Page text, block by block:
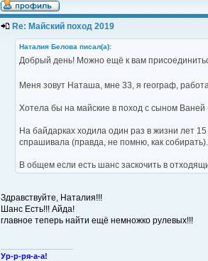
Re: Майский поход 2019
Наталия Белова писал(а):
Добрый день! Можно ещё к вам
Меня зовут Наташа, мне 33, я географ,
Хотела бы на майские в поход с сыном Ваней
На байдарках ходила один раз в жизни лет
спрашивала (правда, не помню, как
В общем если есть шанс заскочить в
Здравствуйте, Наталия!!!
Шанс Есть!!! Айда!
главное теперь найти ещё немножко рулевых!!!
Ур-р-ря-а-а!